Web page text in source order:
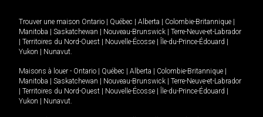
Trouver une maison Ontario Québec Alberta Colombie-Britannique
Manitoba
Saskatchewan Nouveau-Brunswick
Terre-Neuve-et-Labrador
Territoires du Nord-Ouest Nouvelle-Écosse Île-du-Prince-Édouard
Yukon
Nunavut.
Maisons à louer - Ontario Québec Alberta Colombie-Britannique
Manitoba
Saskatchewan Nouveau-Brunswick
Terre-Neuve-et-Labrador
Territoires du Nord-Ouest Nouvelle-Écosse Île-du-Prince-Édouard
Yukon
Nunavut.